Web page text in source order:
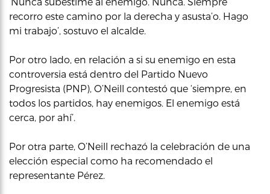
recorro este camino por la derecha y asusta’o. Hago
mi trabajo’, sostuvo el alcalde.
Por otro lado, en relación a si su enemigo en esta
controversia está dentro del Partido Nuevo
Progresista (PNP), O’Neill contestó que ‘siempre, en
todos los partidos, hay enemigos. El enemigo está
cerca, por ahí’.
Por otra parte, O’Neill rechazó la celebración de una
elección especial como ha recomendado el
representante Pérez.